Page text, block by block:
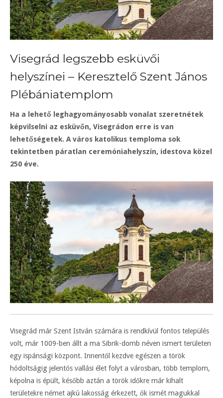
Visegrád legszebb esküvői
helyszínei – Keresztelő Szent János
Plébániatemplom
Ha a lehető leghagyományosabb vonalat szeretnétek
képvilselni az esküvőn, Visegrádon erre is van
lehetőségetek. A város katolikus temploma sok
tekintetben páratlan ceremóniahelyszín, idestova közel
250 éve.
Visegrád már Szent István számára is rendkívül fontos település
volt, már 1009-ben állt a ma Sibrik-domb néven ismert területen
egy ispánsági központ. Innentől kezdve egészen a török
hódoltságig jelentős vallási élet folyt a városban, több templom,
képolna is épült, később aztán a török időkre már kihalt
területekre német ajkú lakosság érkezett, ők ismét magukkal